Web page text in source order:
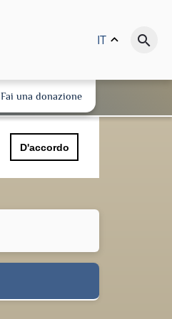
IT keyboard_arrow_up search
Fai una donazione
D'accordo